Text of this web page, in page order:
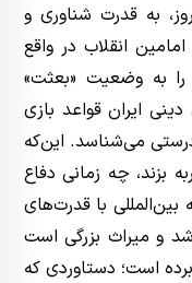
به قدرت شناوری و
انقلاب در واقع
را به وضعیت «بعثت»
دینی ایران قواعد بازی
می‌شناسد. این‌که
بزند، چه زمانی دفاع
با قدرت‌های
و میراث بزرگی است
است؛ دستاوردی که